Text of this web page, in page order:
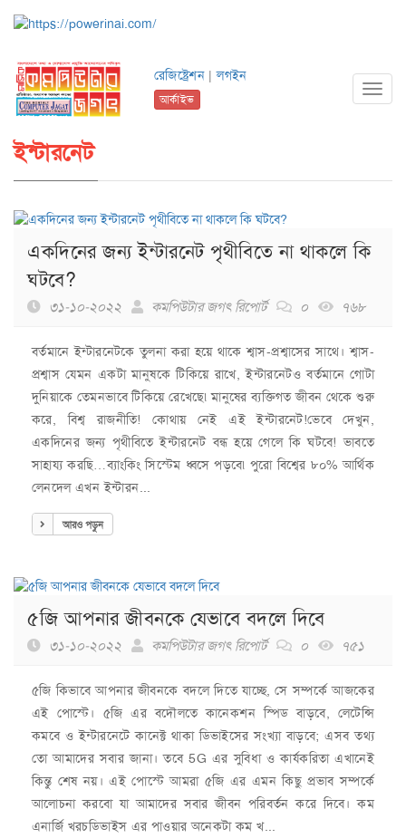
রেজিষ্ট্রেশন |লগইন
আর্কাইভ
ইন্টারনেট
একদিনের জন্য ইন্টারনেট পৃথীবিতে না থাকলে কি
ঘটবে?
৩১-১০-২০২২ কমপিউটার জগৎ রিপোর্ট ০ ৭৬৮
বর্তমানে ইন্টারনেটকে তুলনা করা হয়ে থাকে শ্বাস-প্রশ্বাসের সাথে। শ্বাস-
প্রশ্বাস যেমন একটা মানুষকে টিকিয়ে রাখে, ইন্টারনেটও বর্তমানে গোটা
দুনিয়াকে তেমনভাবে টিকিয়ে রেখেছে৷ মানুষের ব্যক্তিগত জীবন থেকে শুরু
করে, বিশ্ব রাজনীতি! কোথায় নেই এই ইন্টারনেট!ভেবে দেখুন,
একদিনের জন্য পৃথীবিতে ইন্টারনেট বন্ধ হয়ে গেলে কি ঘটবে! ভাবতে
সাহায্য করছি…ব্যাংকিং সিস্টেম ধ্বসে পড়বে৷ পুরো বিশ্বের ৮০% আর্থিক
লেনদেল এখন ইন্টারন...
আরও পড়ুন
৫জি আপনার জীবনকে যেভাবে বদলে দিবে
৩১-১০-২০২২ কমপিউটার জগৎ রিপোর্ট ০ ৭৫১
৫জি কিভাবে আপনার জীবনকে বদলে দিতে যাচ্ছে, সে সম্পর্কে আজকের
এই পোস্টে। ৫জি এর বদৌলতে কানেকশন স্পিড বাড়বে, লেটেন্সি
কমবে ও ইন্টারনেটে কানেক্ট থাকা ডিভাইসের সংখ্যা বাড়বে; এসব তথ্য
তো আমাদের সবার জানা। তবে 5G এর সুবিধা ও কার্যকরিতা এখানেই
কিন্তু শেষ নয়। এই পোস্টে আমরা ৫জি এর এমন কিছু প্রভাব সম্পর্কে
আলোচনা করবো যা আমাদের সবার জীবন পরিবর্তন করে দিবে। কম
এনার্জি খরচডিভাইস এর পাওয়ার অনেকটা কম খ...